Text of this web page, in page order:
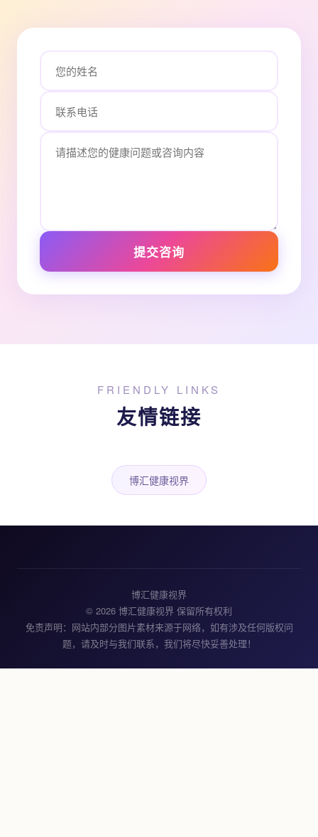
提交咨询
FRIENDLY LINKS
友情链接
博汇健康视界
博汇健康视界
© 2026 博汇健康视界 保留所有权利
免责声明：网站内部分图片素材来源于网络，如有涉及任何版权问
题，请及时与我们联系，我们将尽快妥善处理！